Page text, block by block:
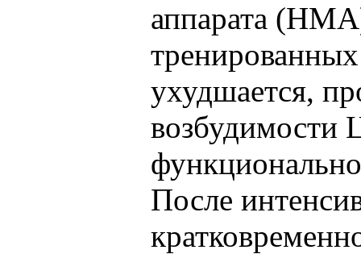
аппарата
ухудшается,
возбудимости
После